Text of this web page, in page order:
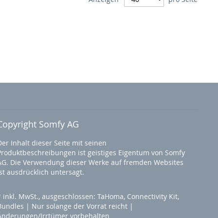
Somfy AG
Inhalt dieser Seite mit seinen
ist geistiges Eigentum von Somfy
Die Verwendung dieser Werke auf fremden Websites
ausdrücklich untersagt.
inkl. MwSt., ausgeschlossen: TaHoma, Connectivity Kit,
| Nur solange der Vorrat reicht |
Irrtümer vorbehalten